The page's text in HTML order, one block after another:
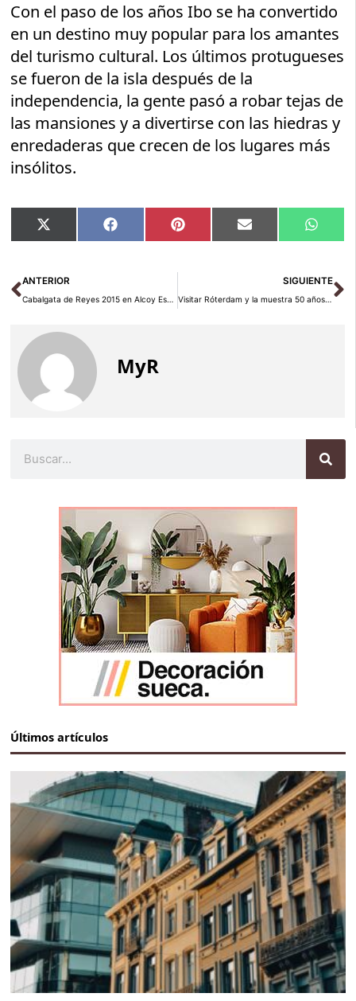
Con el paso de los años Ibo se ha convertido
en un destino muy popular para los amantes
del turismo cultural. Los últimos protugueses
se fueron de la isla después de la
independencia, la gente pasó a robar tejas de
las mansiones y a divertirse con las hiedras y
enredaderas que crecen de los lugares más
insólitos.
Compartir
en
X
(Twitter)
Compartir
en
Facebook Compartir
en
Pinterest Compartir
en
Email
en
Ant
ANTERIOR
Cabalgata de Reyes 2015 en Alcoy España
SIGUIENTE
Visitar Róterdam y la muestra 50 años de cine James Bond
MyR
Últimos artículos